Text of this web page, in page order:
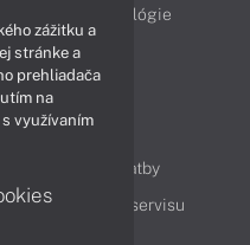
Technológie
doručenia a platby
služby Cenník servisu
zážitku a
stránke a
prehliadača
na
využívaním